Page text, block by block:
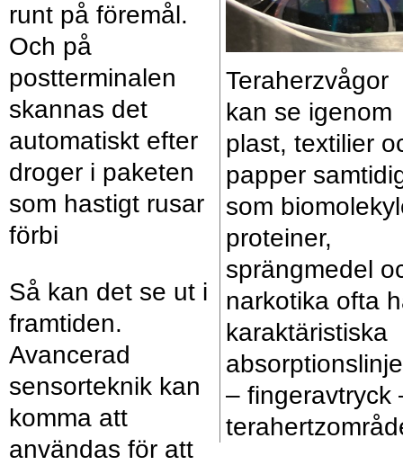
Teraherzvågor
kan se igenom
plast, textilier
papper
som
proteiner,
sprängmedel
narkotika ofta
karaktäristiska
– fingeravtryck
runt på föremål.
Och på
postterminalen
skannas det
automatiskt efter
droger i paketen
som hastigt rusar
förbi
Så kan det se ut i
framtiden.
Avancerad
sensorteknik kan
komma att
användas för att